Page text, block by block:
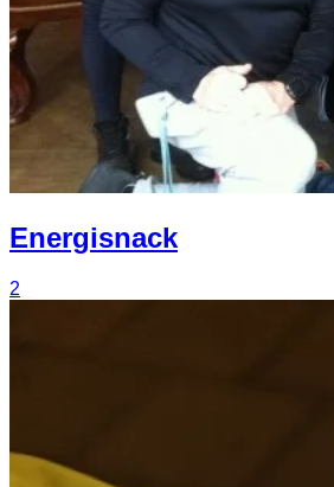
Energisnack
2